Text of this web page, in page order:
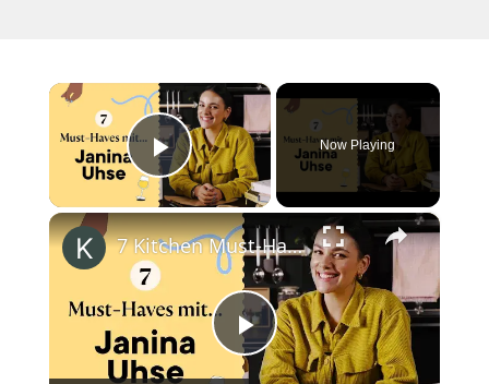
×
Play Video
Now Playing
×
Play
7 Kitchen Must-Haves mit Janina Uhse von @JaninaandFood